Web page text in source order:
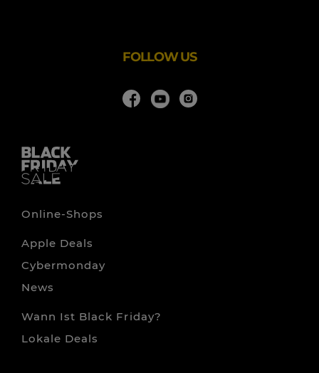
FOLLOW US
Online-Shops
Apple Deals
Cybermonday
News
Wann Ist Black Friday?
Lokale Deals